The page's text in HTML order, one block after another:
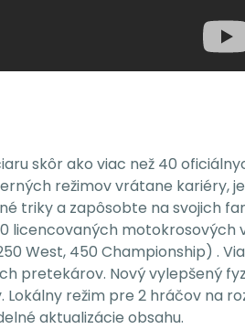
skôr ako viac než 40
režimov vrátane kariéry,
triky a zapôsobte na svojich
licencovaných
West, 450 Championship) .
pretekárov. Nový vylepšený
režim pre 2 hráčov na
aktualizácie obsahu.